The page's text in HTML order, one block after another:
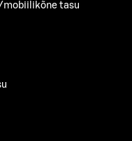
mobiilikõne tasu